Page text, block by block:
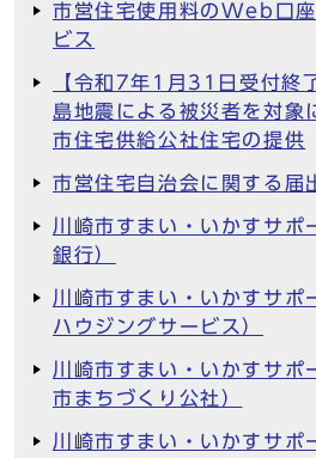
市営住宅使用料のWeb口
ビス
【令和7年1月31日受付終
島地震による被災者を対象
市住宅供給公社住宅の提供
市営住宅自治会に関する届
川崎市すまい・いかすサポ
銀行）
川崎市すまい・いかすサポ
ハウジングサービス）
川崎市すまい・いかすサポ
市まちづくり公社）
川崎市すまい・いかすサポ